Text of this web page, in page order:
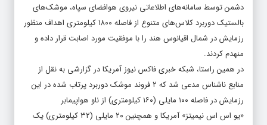
دشمن توسط سامانه‌های اطلاعاتی نیروی هوافضای سپاه، موشک‌های
بالستیک دوربرد کلاس‌های متنوع از فاصله ۱۸۰۰ کیلومتری اهداف منظور
رزمایش در شمال اقیانوس هند را با موفقیت مورد اصابت قرار داده و
منهدم کردند.
در همین راستا، شبکه خبری فاکس نیوز آمریکا در گزارشی به نقل از
منابع ناشناس مدعی شد که ۲ فروند موشک دوربرد پرتاب شده در این
رزمایش در فاصله ۱۰۰ مایلی (۱۶۰ کیلومتری) از ناو هواپیمابر
«یو اس اس نیمیتز» آمریکا و همچنین ۲۰ مایلی (۳۲ کیلومتری) یک